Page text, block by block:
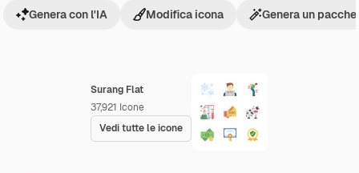
Surang Flat
37,921 Icone
Vedi tutte le icone
Genera con l'IA Modifica icona Genera un